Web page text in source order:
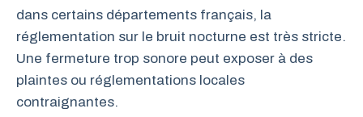
dans certains départements français, la
réglementation sur le bruit nocturne est très stricte.
Une fermeture trop sonore peut exposer à des
plaintes ou réglementations locales
contraignantes.